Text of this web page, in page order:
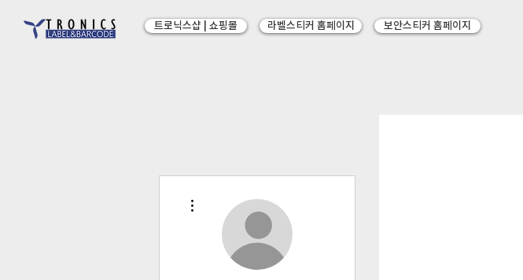
트로닉스샵 | 쇼핑몰 라벨스티커 홈페이지 보안스티커 홈페이지